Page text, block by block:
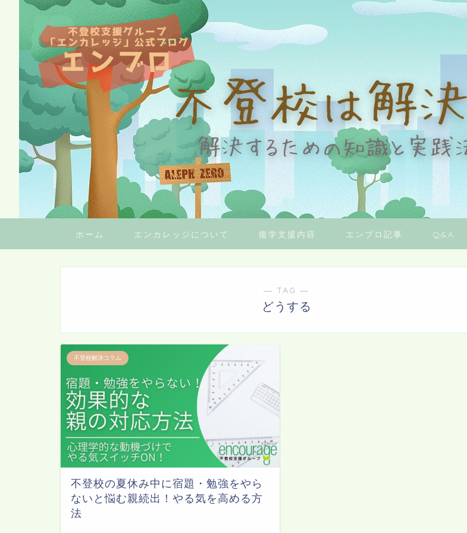
ホーム エンカレッジについて 復学支援内容 エンブロ記事 Q&A
― TAG ―
どうする
不登校解決コラム
不登校の夏休み中に宿題・勉強をやら
ないと悩む親続出！やる気を高める方
法